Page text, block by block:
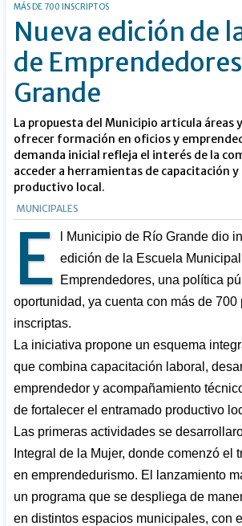
MÁS DE 700 INSCRIPTOS
Nueva edición de
de
Grande
La propuesta del Municipio articula áreas
ofrecer formación en oficios y
demanda inicial refleja el interés de la
acceder a herramientas de capacitación
productivo local.
MUNICIPALES
E
l Municipio de Río Grande dio
edición de la Escuela
Emprendedores, una política
oportunidad, ya cuenta con más de 700
inscriptas.
La iniciativa propone un esquema
que combina capacitación laboral,
emprendedor y acompañamiento
de fortalecer el entramado productivo
Las primeras actividades se
Integral de la Mujer, donde comenzó el
en emprendedurismo. El lanzamiento
un programa que se despliega de
en distintos espacios municipales, con